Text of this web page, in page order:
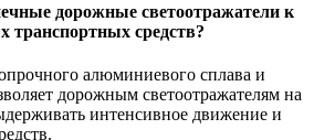
дорожные светоотражатели к
транспортных средств?
алюминиевого сплава и
дорожным светоотражателям на
интенсивное движение и